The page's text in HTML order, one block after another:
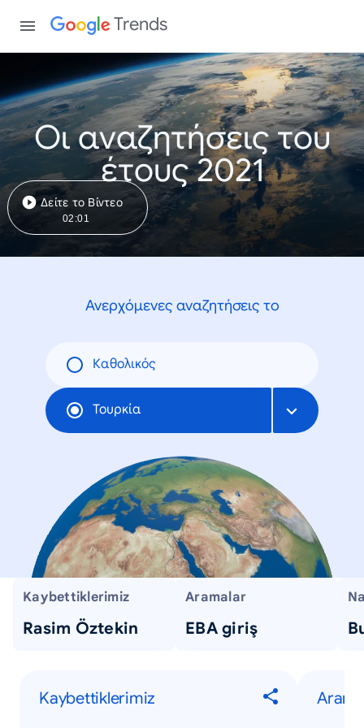
Trends
Οι αναζητήσεις του
έτους 2021
Δείτε το Βίντεο
02:01
Ανερχόμενες αναζητήσεις το
Καθολικός
Τουρκία
Kaybettiklerimiz
Rasim Öztekin
Aramalar
EBA giriş
Kaybettiklerimiz